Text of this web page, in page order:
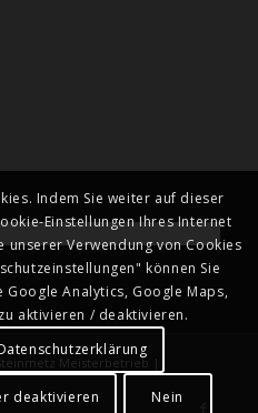
Meisterbetrieb |
Indem Sie weiter auf dieser
Einstellungen Ihres Internet
unserer Verwendung von Cookies
können Sie
Analytics, Google Maps,
aktivieren / deaktivieren.
deaktivieren Nein